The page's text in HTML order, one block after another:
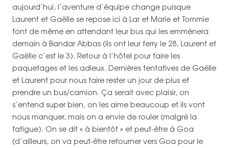
aujourd’hui, l’aventure d’équipe change puisque
Laurent et Gaëlle se repose ici à Lar et Marie et Tommie
font de même en attendant leur bus qui les emmènera
demain à Bandar Abbas (ils ont leur ferry le 28, Laurent et
Gaëlle c’est le 3). Retour à l’hôtel pour faire les
paquetages et les adieux. Dernières tentatives de Gaëlle
et Laurent pour nous faire rester un jour de plus et
prendre un bus/camion. Ça serait avec plaisir, on
s’entend super bien, on les aime beaucoup et ils vont
nous manquer, mais on a envie de rouler (malgré la
fatigue). On se dit « à bientôt » et peut-être à Goa
(d’ailleurs, on va peut-être retourner vers Goa pour le